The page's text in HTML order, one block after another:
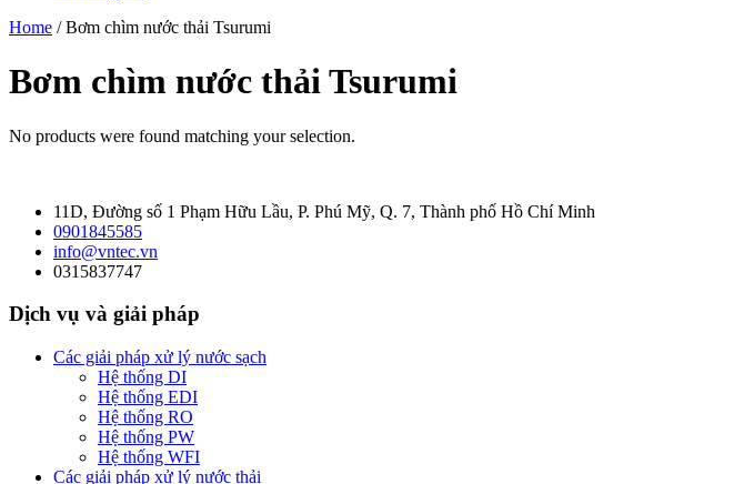
Home / Bơm chìm nước thải Tsurumi
Bơm chìm nước thải Tsurumi
No products were found matching your selection.
11D, Đường số 1 Phạm Hữu Lầu, P. Phú Mỹ, Q. 7, Thành phố Hồ Chí Minh
0901845585
info@vntec.vn
0315837747
Dịch vụ và giải pháp
Các giải pháp xử lý nước sạch
Hệ thống DI
Hệ thống EDI
Hệ thống RO
Hệ thống PW
Hệ thống WFI
Các giải pháp xử lý nước thải